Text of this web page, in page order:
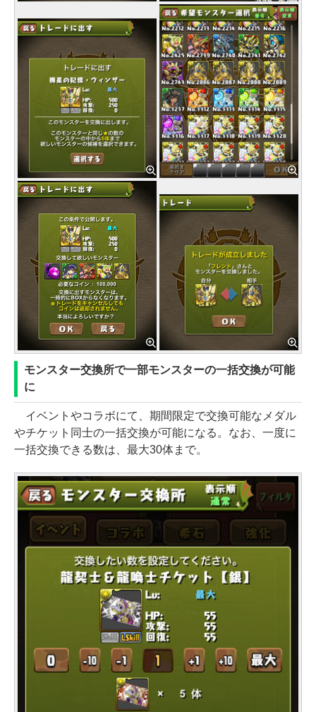
モンスター交換所で一部モンスターの一括交換が可能
に
イベントやコラボにて、期間限定で交換可能なメダル
やチケット同士の一括交換が可能になる。なお、一度に
一括交換できる数は、最大30体まで。